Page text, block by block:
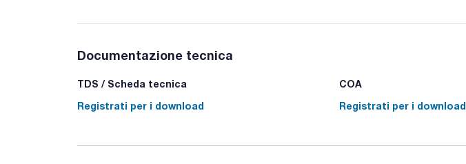
Documentazione tecnica
TDS / Scheda tecnica
Registrati per i download
COA
Registrati per i download